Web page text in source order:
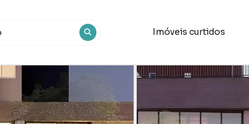
Imóveis curtidos